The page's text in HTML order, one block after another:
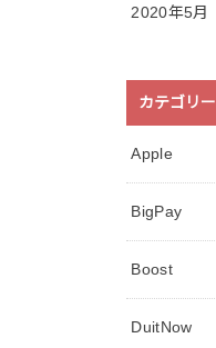
2020年5月
カテゴリー
Apple
BigPay
Boost
DuitNow